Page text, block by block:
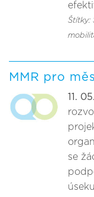
Štítky:
MMR pro
11.
se